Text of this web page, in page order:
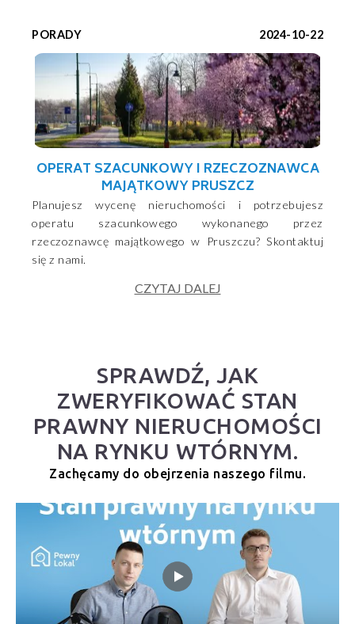
PORADY 2024-10-22
OPERAT SZACUNKOWY I RZECZOZNAWCA
MAJĄTKOWY PRUSZCZ
Planujesz wycenę nieruchomości i potrzebujesz
operatu szacunkowego wykonanego przez
rzeczoznawcę majątkowego w Pruszczu? Skontaktuj
się z nami.
CZYTAJ DALEJ
SPRAWDŹ, JAK
ZWERYFIKOWAĆ STAN
PRAWNY NIERUCHOMOŚCI
NA RYNKU WTÓRNYM.
Zachęcamy do obejrzenia naszego filmu.